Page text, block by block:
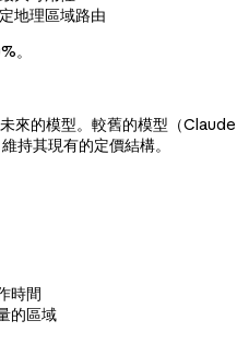
地理區域路由
。
來的模型。較舊的模型（Claude
持其現有的定價結構。
時間
的區域